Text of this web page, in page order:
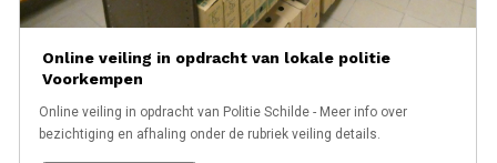
Online veiling in opdracht van lokale politie
Voorkempen
Online veiling in opdracht van Politie Schilde - Meer info over
bezichtiging en afhaling onder de rubriek veiling details.